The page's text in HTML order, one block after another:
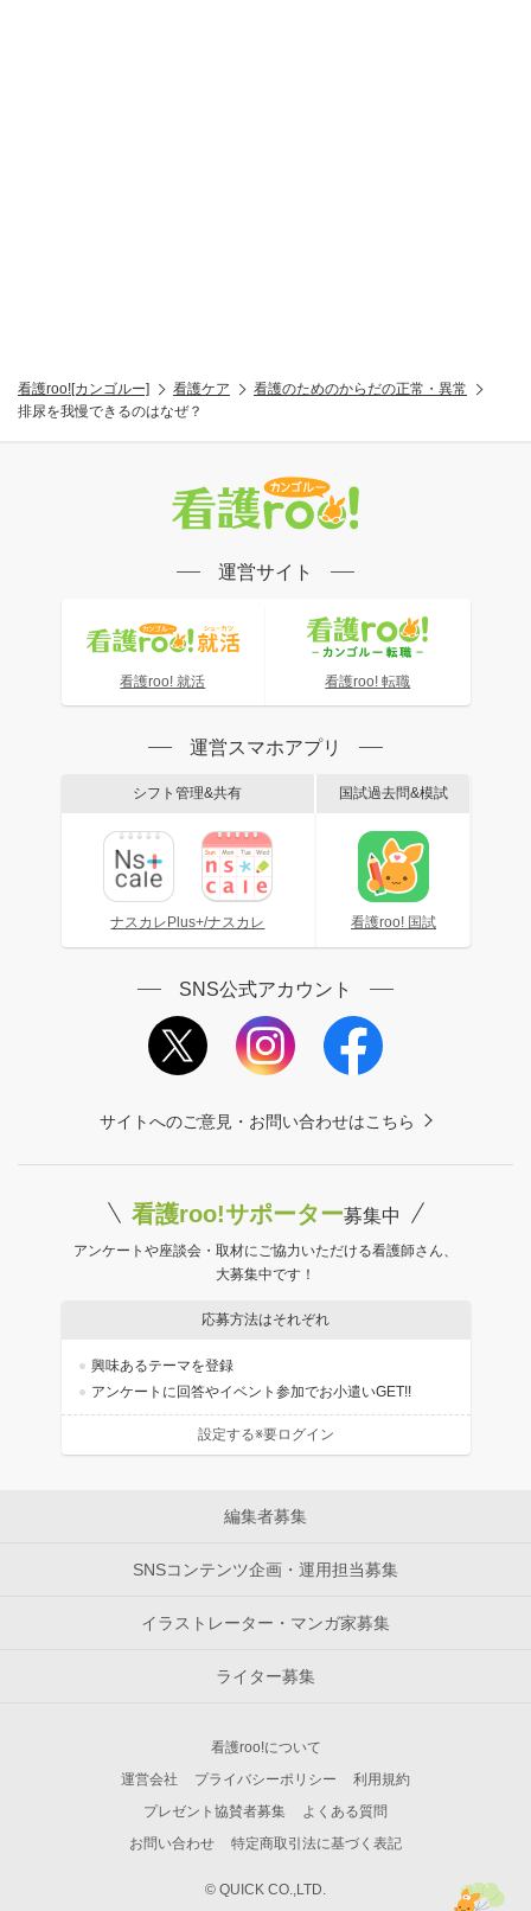
看護roo![カンゴルー] 看護ケア
看護のためのからだの正常・異常
排尿を我慢できるのはなぜ？
運営サイト
看護roo! 就活 看護roo! 転職
運営スマホアプリ
シフト管理&共有
ナスカレPlus+/ナスカレ
国試過去問&模試
看護roo! 国試
SNS公式アカウント
サイトへのご意見・お問い合わせはこちら
看護roo!サポーター募集中
アンケートや座談会・取材にご協力いただける看護師さん、
大募集中です！
応募方法はそれぞれ
興味あるテーマを登録
アンケートに回答やイベント参加でお小遣いGET!!
設定する※要ログイン
編集者募集
SNSコンテンツ企画・運用担当募集
イラストレーター・マンガ家募集
ライター募集
看護roo!について
運営会社
プライバシーポリシー
利用規約
プレゼント協賛者募集
よくある質問
お問い合わせ
特定商取引法に基づく表記
© QUICK CO.,LTD.